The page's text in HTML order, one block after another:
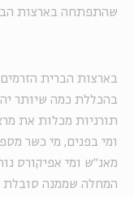
שהתפתחה בארצות
בארצות הברית
בהכללת כמה שיותר
תורניות מכלות את
ומי בפנים, מי כשר
מאנ"ש ומי אפיקורס
המחלה שממנה סובלת